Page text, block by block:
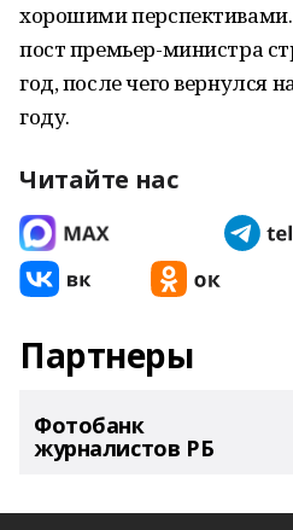
хорошими
пост премьер-министра
год, после чего вернулся
году.
Читайте нас
Партнеры
Фотобанк
журналистов РБ